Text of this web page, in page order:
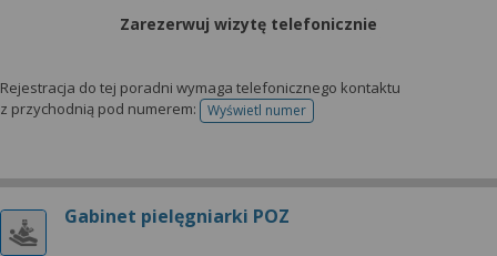
Zarezerwuj wizytę telefonicznie
Rejestracja do tej poradni wymaga telefonicznego kontaktu
z przychodnią pod numerem:
Wyświetl numertelefonu do rejestracji
Gabinet pielęgniarki POZ